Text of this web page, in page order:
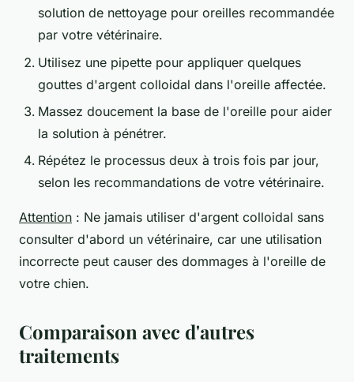
solution de nettoyage pour oreilles recommandée
par votre vétérinaire.
Utilisez une pipette pour appliquer quelques
gouttes d'argent colloidal dans l'oreille affectée.
Massez doucement la base de l'oreille pour aider
la solution à pénétrer.
Répétez le processus deux à trois fois par jour,
selon les recommandations de votre vétérinaire.
Attention : Ne jamais utiliser d'argent colloidal sans
consulter d'abord un vétérinaire, car une utilisation
incorrecte peut causer des dommages à l'oreille de
votre chien.
Comparaison avec d'autres
traitements